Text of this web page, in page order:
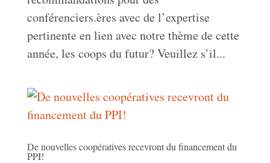
conférenciers.ères avec de l’expertise
pertinente en lien avec notre thème de cette
année, les coops du futur? Veuillez s’il...
De nouvelles coopératives recevront du financement du
PPI!